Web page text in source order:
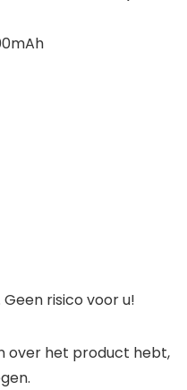
risico voor u!
over het product hebt,